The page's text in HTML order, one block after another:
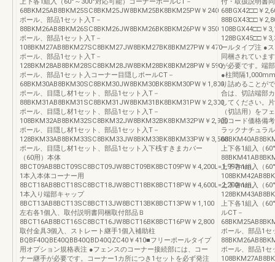
68BKM25AB8BKM25SC8BKM25JW8BKM25BK8BKM25PW￥240
ポール、部品1セット入T－
88BKM26AB8BKM26SC8BKM26JW8BKM26BK8BKM26PW￥350
ポール、部品1セット入T－
108BKM27AB8BKM27SC8BKM27JW8BKM27BK8BKM27PW￥470
ポール、部品1セット入T－
128BKM28AB8BKM28SC8BKM28JW8BKM28BK8BKM28PW￥590
ポール、部品1セット入コーナー目隠しポールCT－
68BKM30AB8BKM30SC8BKM30JW8BKM30BK8BKM30PW￥1,800
ポール、目隠し材1セット、部品1セット入T－
88BKM31AB8BKM31SC8BKM31JW8BKM31BK8BKM31PW￥2,300
ポール、目隠し材1セット、部品1セット入T－
108BKM32AB8BKM32SC8BKM32JW8BKM32BK8BKM32PW￥2,900
ポール、目隠し材1セット、部品1セット入T－
128BKM33AB8BKM33SC8BKM33JW8BKM33BK8BKM33PW￥3,500
ポール、目隠し材1セット、部品1セット入下桟すきまカバー
（60用）本体
8BCT09AB8BCT09SC8BCT09JW8BCT09BK8BCT09PW￥4,200L=1,997mm、
1本入本体コーナー用
8BCT18AB8BCT18SC8BCT18JW8BCT18BK8BCT18PW￥4,600L=2,200mm、
1本入り端部キャップ
8BCT13AB8BCT13SC8BCT13JW8BCT13BK8BCT13PW￥1,100
左右各1個入、取付説明書同梱取付部品Ｂ
8BCT16AB8BCT16SC8BCT16JW8BCT16BK8BCT16PW￥2,800
取付金具3個入、ストレート継手1個入補助柱
BQBF40QBE40QBB40QBD40QZC40￥410■フリーポールタイプ
用オプション規格表注 ●フェンスのコーナー接続部には、コー
ナー継手が必要です。コーナー1カ所につき1セットを必ず発注
68BGX42□□￥
88BGX43□□￥
108BGX44□□￥
128BGX45□□￥
ールタイプ注 ●
同梱されていま
が必要です。端
●柱間隔
り詰めることが
合は、切詰端部
してください。
（切詰用）をフ
品コード価格備
ラックナチュラ
上下各1組入（
上下各1組入（
上下各1組入（
上下各1組入（
ルCT－
ポール、部品1セ
ポール、部品1セ